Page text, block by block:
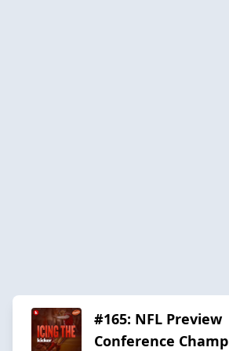
#165: NFL Preview
Conference